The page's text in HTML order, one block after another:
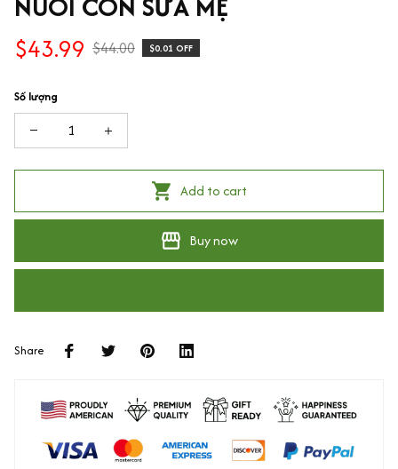
$43.99 $44.00 $0.01 OFF
Số lượng
Add to cart
Buy now
Share